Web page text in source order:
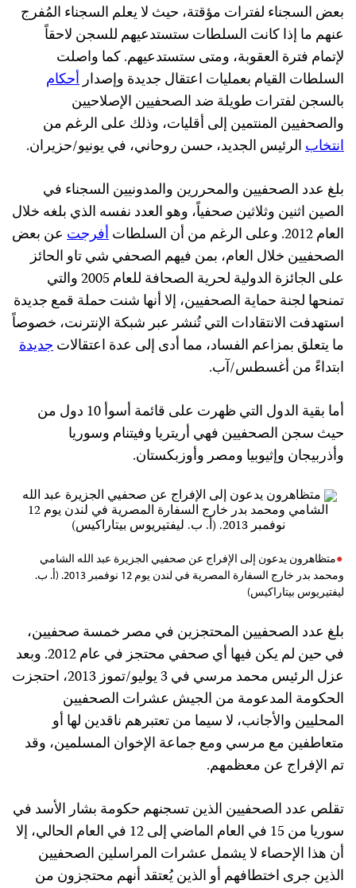
بعض السجناء لفترات مؤقتة، حيث لا يعلم السجناء المُفرج
عنهم ما إذا كانت السلطات ستستدعيهم للسجن لاحقاً
لإتمام فترة العقوبة، ومتى ستستدعيهم. كما واصلت
السلطات القيام بعمليات اعتقال جديدة وإصدارأحكام
بالسجن لفترات طويلة ضد الصحفيين الإصلاحيين
والصحفيين المنتمين إلى أقليات، وذلك على الرغم من
انتخابالرئيس الجديد، حسن روحاني، في يونيو/حزيران.
بلغ عدد الصحفيين والمحررين والمدونيين السجناء في
الصين اثنين وثلاثين صحفياً، وهو العدد نفسه الذي بلغه خلال
العام 2012. وعلى الرغم من أن السلطات
أفرجت عن بعض
الصحفيين خلال العام، بمن فيهم الصحفي شي تاو الحائز
على الجائزة الدولية لحرية الصحافة للعام 2005 والتي
تمنحها لجنة حماية الصحفيين، إلا أنها شنت حملة قمع جديدة
استهدفت الانتقادات التي تُنشر عبر شبكة الإنترنت، خصوصاً
ما يتعلق بمزاعم الفساد، مما أدى إلى عدة اعتقالاتجديدة
ابتداءً من أغسطس/آب.
أما بقية الدول التي ظهرت على قائمة أسوأ 10 دول من
حيث سجن الصحفيين فهي أريتريا وفيتنام وسوريا
وأذربيجان وإثيوبيا ومصر وأوزبكستان.
متظاهرون يدعون إلى الإفراج عن صحفيي الجزيرة عبد الله الشامي
ومحمد بدر خارج السفارة المصرية في لندن يوم 12 نوفمبر 2013. (أ. ب.
ليفتيريوس بيتاراكيس)
بلغ عدد الصحفيين المحتجزين في مصر خمسة صحفيين،
في حين لم يكن فيها أي صحفي محتجز في عام 2012. وبعد
عزل الرئيس محمد مرسي في 3 يوليو/تموز 2013، احتجزت
الحكومة المدعومة من الجيش عشرات الصحفيين
المحليين والأجانب، لا سيما من تعتبرهم ناقدين لها أو
متعاطفين مع مرسي ومع جماعة الإخوان المسلمين، وقد
تم الإفراج عن معظمهم.
تقلص عدد الصحفيين الذين تسجنهم حكومة بشار الأسد في
سوريا من 15 في العام الماضي إلى 12 في العام الحالي، إلا
أن هذا الإحصاء لا يشمل عشرات المراسلين الصحفيين
الذين جرى اختطافهم أو الذين يُعتقد أنهم محتجزون من